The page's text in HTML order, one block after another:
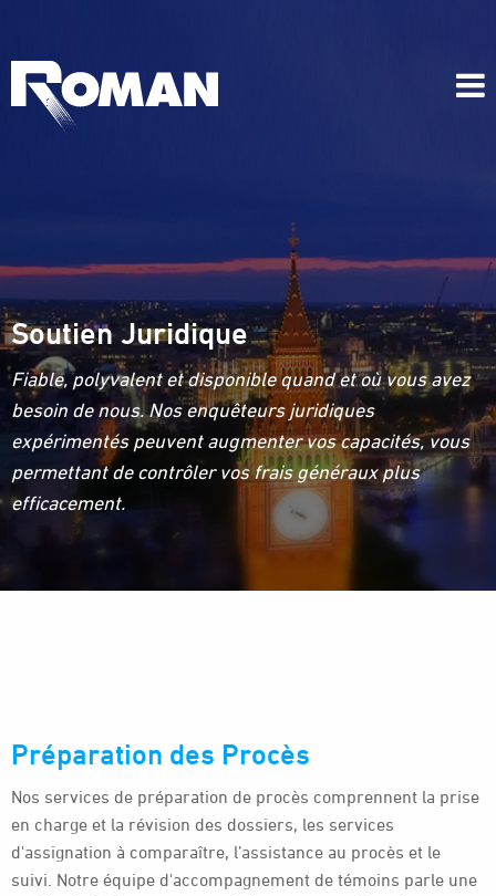
Soutien Juridique
Fiable, polyvalent et disponible quand et où vous avez
besoin de nous. Nos enquêteurs juridiques
expérimentés peuvent augmenter vos capacités, vous
permettant de contrôler vos frais généraux plus
efficacement.
Préparation des Procès
Nos services de préparation de procès comprennent la prise
en charge et la révision des dossiers, les services
d'assignation à comparaître, l’assistance au procès et le
suivi. Notre équipe d'accompagnement de témoins parle une